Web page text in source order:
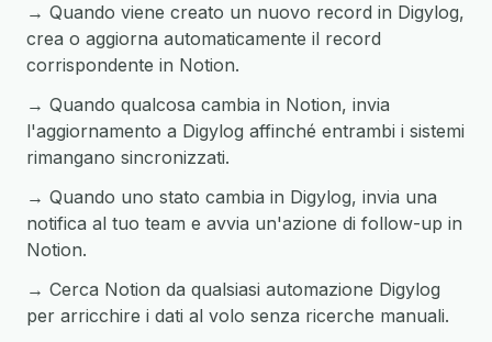
→ Quando viene creato un nuovo record in Digylog,
crea o aggiorna automaticamente il record
corrispondente in Notion.
→ Quando qualcosa cambia in Notion, invia
l'aggiornamento a Digylog affinché entrambi i sistemi
rimangano sincronizzati.
→ Quando uno stato cambia in Digylog, invia una
notifica al tuo team e avvia un'azione di follow-up in
Notion.
→ Cerca Notion da qualsiasi automazione Digylog
per arricchire i dati al volo senza ricerche manuali.